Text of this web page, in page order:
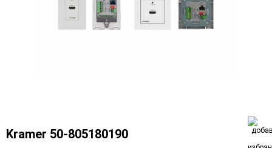
Kramer 50-805180190